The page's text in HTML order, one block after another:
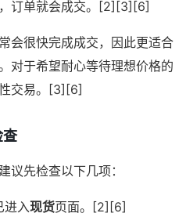
订单就会成交。[2][3][6]
会很快完成成交，因此更适合
对于希望耐心等待理想价格的
交易。[3][6]
查
议先检查以下几项：
进入现货页面。[2][6]